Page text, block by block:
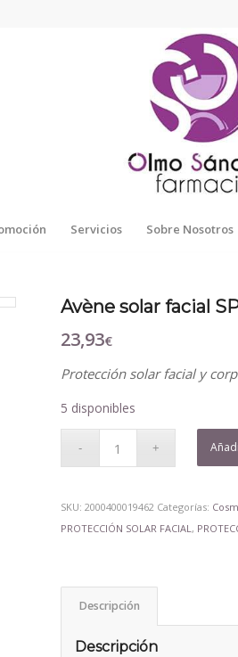
Servicios Sobre Nosotros
Avène solar facial
23,93€
Protección solar facial y
5 disponibles
SKU:2000400019462 Categorías:
PROTECCIÓN SOLAR FACIAL,
Descripción
Descripción